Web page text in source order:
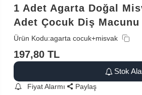
1 Adet Agarta Doğal
Adet Çocuk Diş Macunu
Ürün Kodu:agarta cocuk+misvak
197,80 TL
Stok
Fiyat Alarmı Paylaş